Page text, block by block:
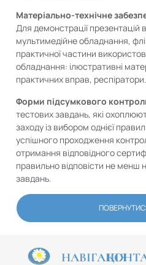
Матеріально-технічне
Для демонстрації презентацій
мультимедійне обладнання,
практичної частини
обладнання: ілюстративні
практичних вправ, респіратори.
Форми підсумкового
тестових завдань, які
заходу із вибором однієї
успішного проходження
отримання відповідного
правильно відповісти не менш
завдань.
НАВІГАЦІЯ